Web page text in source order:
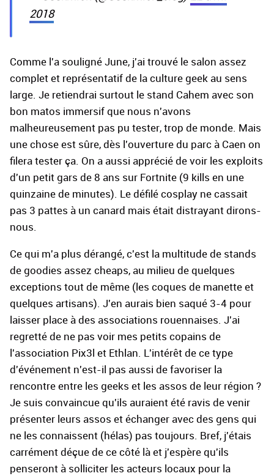
2018
Comme l'a souligné June, j'ai trouvé le salon assez
complet et représentatif de la culture geek au sens
large. Je retiendrai surtout le stand Cahem avec son
bon matos immersif que nous n'avons
malheureusement pas pu tester, trop de monde. Mais
une chose est sûre, dès l'ouverture du parc à Caen on
filera tester ça. On a aussi apprécié de voir les exploits
d'un petit gars de 8 ans sur Fortnite (9 kills en une
quinzaine de minutes). Le défilé cosplay ne cassait
pas 3 pattes à un canard mais était distrayant dirons-
nous.
Ce qui m'a plus dérangé, c'est la multitude de stands
de goodies assez cheaps, au milieu de quelques
exceptions tout de même (les coques de manette et
quelques artisans). J'en aurais bien saqué 3-4 pour
laisser place à des associations rouennaises. J'ai
regretté de ne pas voir mes petits copains de
l'association Pix3l et Ethlan. L'intérêt de ce type
d'événement n'est-il pas aussi de favoriser la
rencontre entre les geeks et les assos de leur région ?
Je suis convaincue qu'ils auraient été ravis de venir
présenter leurs assos et échanger avec des gens qui
ne les connaissent (hélas) pas toujours. Bref, j'étais
carrément déçue de ce côté là et j'espère qu'ils
penseront à solliciter les acteurs locaux pour la